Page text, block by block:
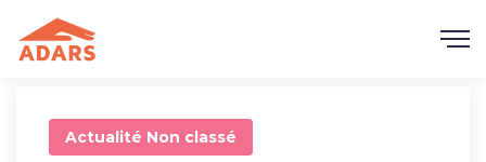
Actualité Non classé